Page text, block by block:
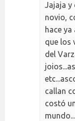
Jajaja y
novio,
hace
que los
del
callan
costó